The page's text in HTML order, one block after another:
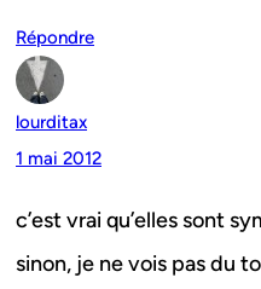
Répondre
lourditax
1 mai 2012
c’est vrai qu’elles sont
sinon, je ne vois pas du